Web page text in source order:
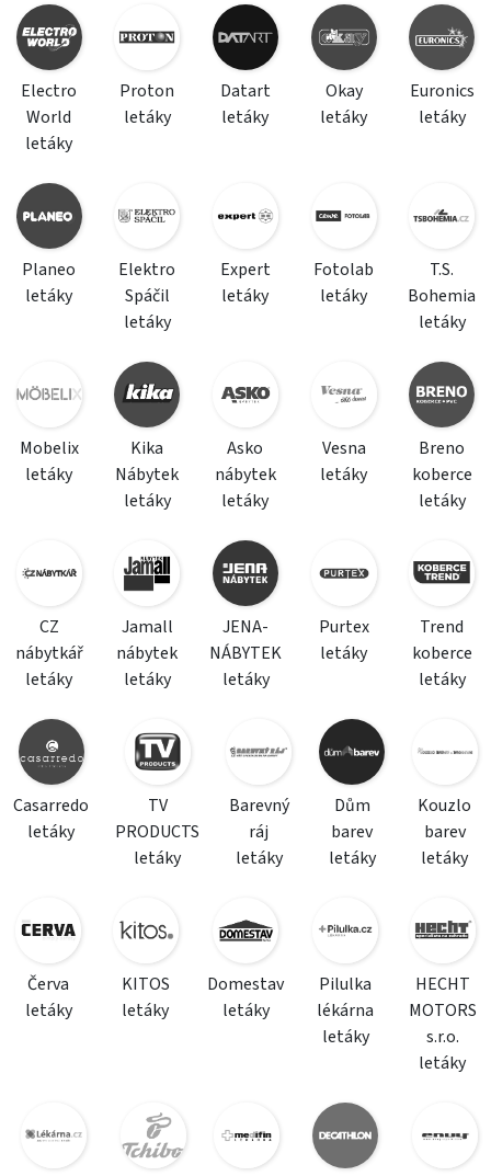
Electro
World
letáky
Proton
letáky
Datart
letáky
Okay
letáky
Euronics
letáky
Planeo
letáky
Elektro
Spáčil
letáky
Expert
letáky
Fotolab
letáky
T.S.
Bohemia
letáky
Mobelix
letáky
Kika
Nábytek
letáky
Asko
nábytek
letáky
Vesna
letáky
Breno
koberce
letáky
CZ
nábytkář
letáky
Jamall
nábytek
letáky
JENA-
NÁBYTEK
letáky
Purtex
letáky
Trend
koberce
letáky
Casarredo
letáky
TV
PRODUCTS
letáky
Barevný
ráj
letáky
Dům
barev
letáky
Kouzlo
barev
letáky
Červa
letáky
KITOS
letáky
Domestav
letáky
Pilulka
lékárna
letáky
HECHT
MOTORS
s.r.o.
letáky